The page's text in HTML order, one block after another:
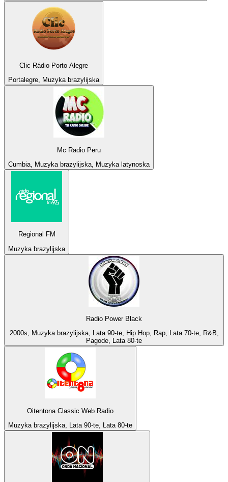
Clic Rádio Porto Alegre
Portalegre, Muzyka brazylijska
Mc Radio Peru
Cumbia, Muzyka brazylijska, Muzyka latynoska
Regional FM
Muzyka brazylijska
Radio Power Black
2000s, Muzyka brazylijska, Lata 90-te, Hip Hop, Rap, Lata 70-te, R&B,
Pagode, Lata 80-te
Oitentona Classic Web Radio
Muzyka brazylijska, Lata 90-te, Lata 80-te